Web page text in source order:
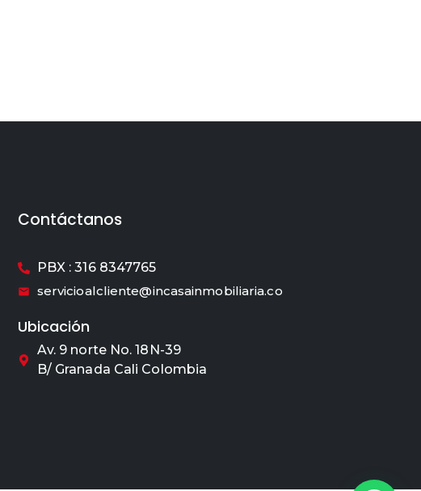
Contáctanos
PBX : 316 8347765
servicioalcliente@incasainmobiliaria.co
Ubicación
Av. 9 norte No. 18N-39
B/ Granada Cali Colombia